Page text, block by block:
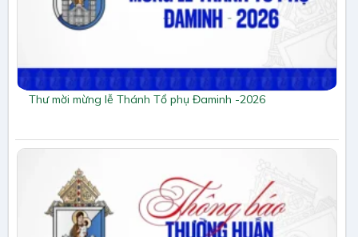
Thư mời mừng lễ Thánh Tổ phụ Đaminh -2026